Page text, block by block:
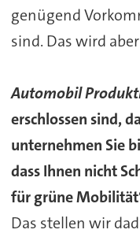
genügend
sind. Das wird
Automobil
erschlossen sind,
unternehmen Sie
dass Ihnen nicht
für grüne
Das stellen wir